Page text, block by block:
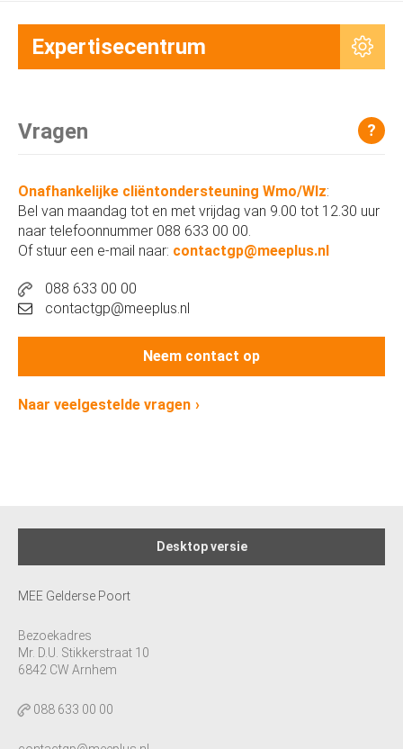
Expertisecentrum
Vragen ?
Onafhankelijke cliëntondersteuning Wmo/Wlz:
Bel van maandag tot en met vrijdag van 9.00 tot 12.30 uur
naar telefoonnummer 088 633 00 00.
Of stuur een e-mail naar: contactgp@meeplus.nl
088 633 00 00
contactgp@meeplus.nl
Neem contact op
Naar veelgestelde vragen
Desktop versie
MEE Gelderse Poort
Bezoekadres
Mr. D.U. Stikkerstraat 10
6842 CW Arnhem
088 633 00 00